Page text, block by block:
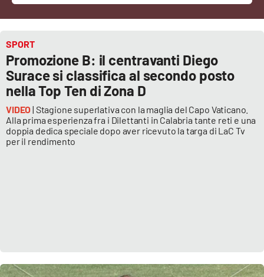
Cultura
Economia e Lavoro
Politica
Sanità
SPORT
Promozione B: il centravanti Diego
Surace si classifica al secondo posto
nella Top Ten di Zona D
VIDEO| Stagione superlativa con la maglia del Capo Vaticano.
Alla prima esperienza fra i Dilettanti in Calabria tante reti e una
doppia dedica speciale dopo aver ricevuto la targa di LaC Tv
per il rendimento